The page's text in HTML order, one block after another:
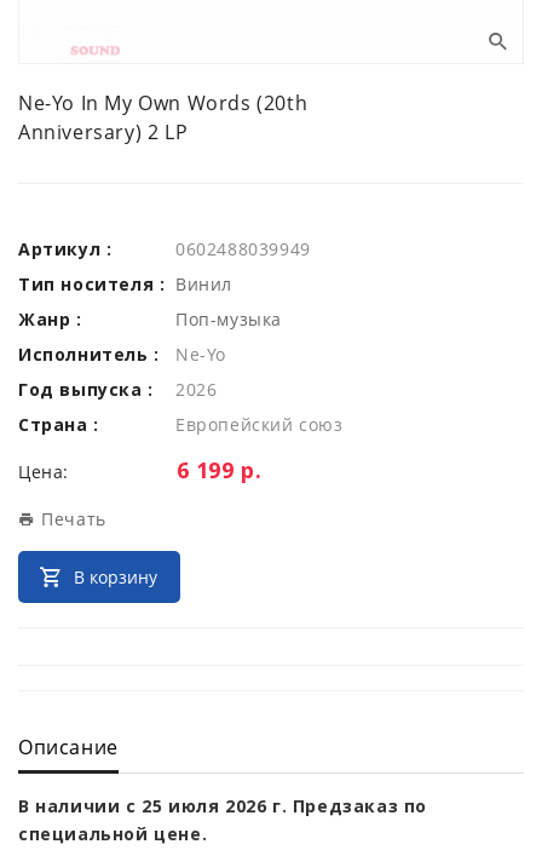
Ne-Yo In My Own Words (20th
Anniversary) 2 LP
Артикул :
0602488039949
Тип носителя : Винил
Жанр :
Поп-музыка
Исполнитель :
Ne-Yo
Год выпуска :
2026
Страна :
Европейский союз
Цена: Цена:
6 199 р.
Печать
В корзину
Описание
В наличии с 25 июля 2026 г. Предзаказ по
специальной цене.